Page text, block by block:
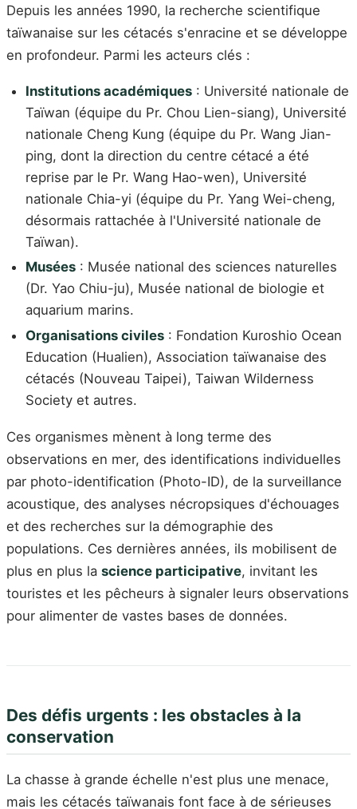
Depuis les années 1990, la recherche scientifique
taïwanaise sur les cétacés s'enracine et se développe
en profondeur. Parmi les acteurs clés :
Institutions académiques : Université nationale de
Taïwan (équipe du Pr. Chou Lien-siang), Université
nationale Cheng Kung (équipe du Pr. Wang Jian-
ping, dont la direction du centre cétacé a été
reprise par le Pr. Wang Hao-wen), Université
nationale Chia-yi (équipe du Pr. Yang Wei-cheng,
désormais rattachée à l'Université nationale de
Taïwan).
Musées : Musée national des sciences naturelles
(Dr. Yao Chiu-ju), Musée national de biologie et
aquarium marins.
Organisations civiles : Fondation Kuroshio Ocean
Education (Hualien), Association taïwanaise des
cétacés (Nouveau Taipei), Taiwan Wilderness
Society et autres.
Ces organismes mènent à long terme des
observations en mer, des identifications individuelles
par photo-identification (Photo-ID), de la surveillance
acoustique, des analyses nécropsiques d'échouages
et des recherches sur la démographie des
populations. Ces dernières années, ils mobilisent de
plus en plus la science participative, invitant les
touristes et les pêcheurs à signaler leurs observations
pour alimenter de vastes bases de données.
Des défis urgents : les obstacles à la
conservation
La chasse à grande échelle n'est plus une menace,
mais les cétacés taïwanais font face à de sérieuses